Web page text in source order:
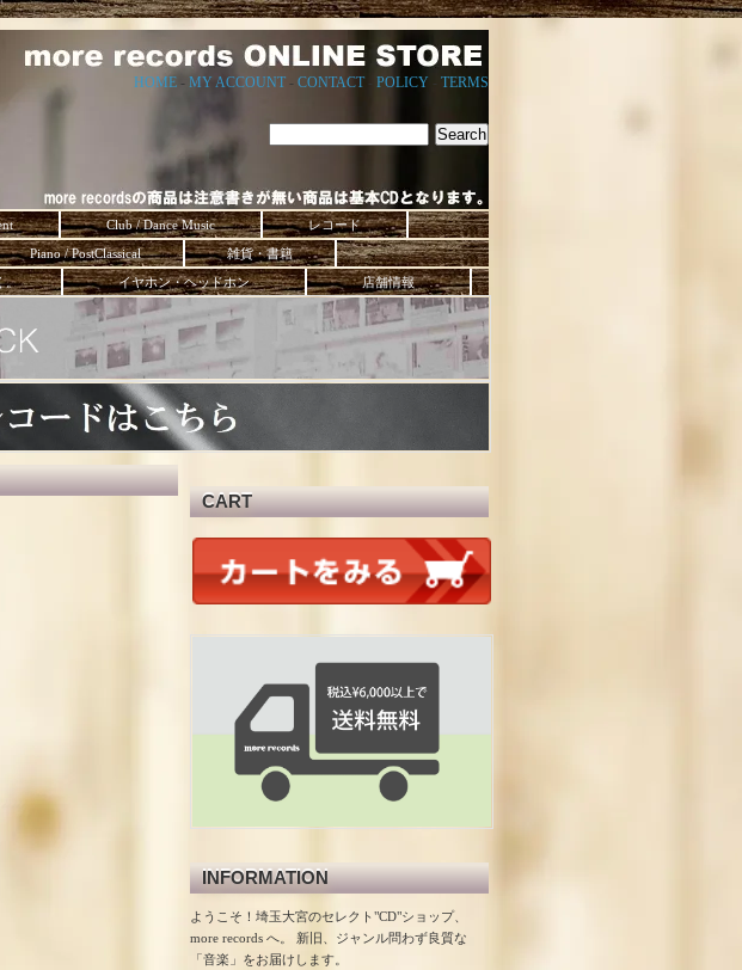
HOME - MY ACCOUNT - CONTACT- POLICY TERMS
Club / Dance Music
レコード
Piano / PostClassical
雑貨・書籍
。 イヤホン・ヘッドホン 店舗情報
CART
INFORMATION
ようこそ！埼玉大宮のセレクト"CD"ショップ、
more records へ。 新旧、ジャンル問わず良質な
「音楽」をお届けします。